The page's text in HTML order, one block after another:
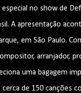
no show de
A apresentação
em São Paulo.
arranjador,
uma bagagem
cerca de 150 canções